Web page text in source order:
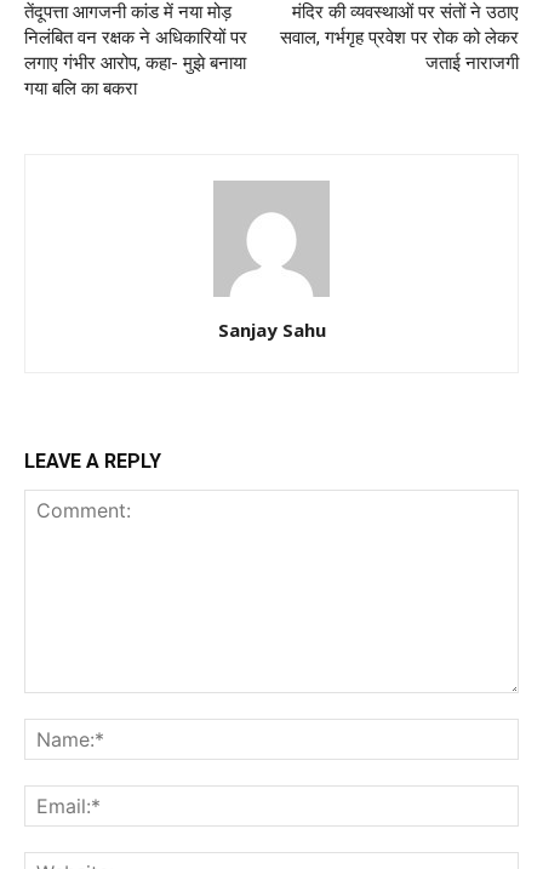
तेंदूपत्ता आगजनी कांड में नया मोड़
निलंबित वन रक्षक ने अधिकारियों पर
लगाए गंभीर आरोप, कहा- मुझे बनाया
गया बलि का बकरा
मंदिर की व्यवस्थाओं पर संतों ने उठाए
सवाल, गर्भगृह प्रवेश पर रोक को लेकर
जताई नाराजगी
Sanjay Sahu
LEAVE A REPLY